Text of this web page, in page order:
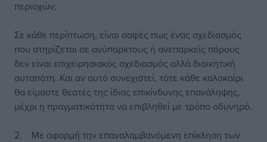
περιοχών;
Σε κάθε περίπτωση, είναι σαφές πως ένας σχεδιασμός
που στηρίζεται σε ανύπαρκτους ή ανεπαρκείς πόρους
δεν είναι επιχειρησιακός σχεδιασμός αλλά διοικητική
αυταπάτη. Και αν αυτό συνεχιστεί, τότε κάθε καλοκαίρι
θα είμαστε θεατές της ίδιας επικίνδυνης επανάληψης,
μέχρι η πραγματικότητα να επιβληθεί με τρόπο οδυνηρό.
2. Με αφορμή την επαναλαμβανόμενη επίκληση των